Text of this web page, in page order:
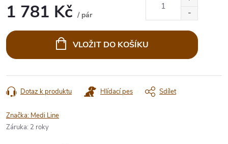
1 781 Kč / pár
cena:
VLOŽIT DO KOŠÍKU
Dotaz k produktu Hlídací pes Sdílet
Značka: Medi Line
Záruka: 2 roky